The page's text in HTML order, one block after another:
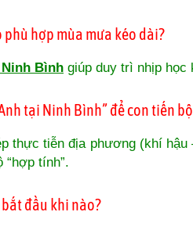
phù hợp mùa mưa kéo dài?
Bình giúp duy trì nhịp học
tại Ninh Bình” để con tiến
thực tiễn địa phương (khí
tính”.
bắt đầu khi nào?